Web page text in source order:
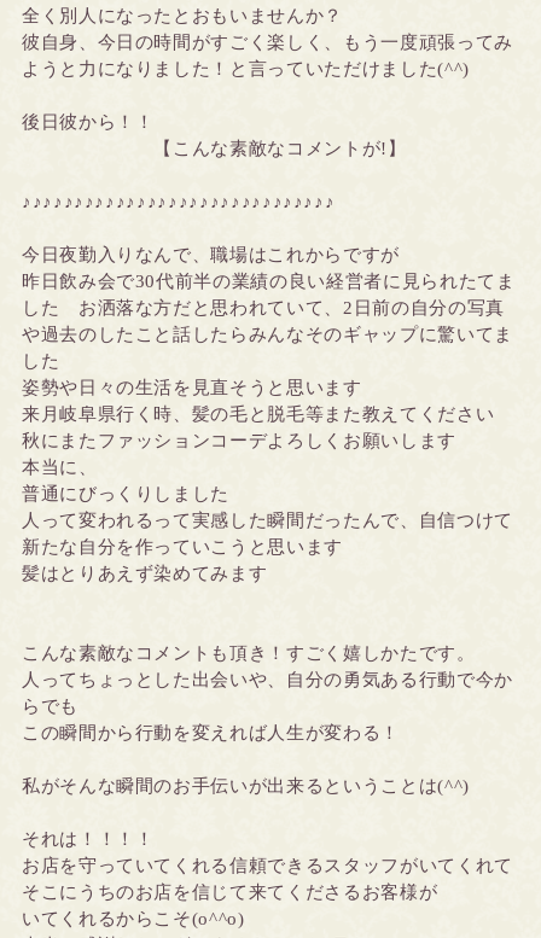
全く別人になったとおもいませんか？
彼自身、今日の時間がすごく楽しく、もう一度頑張ってみ
ようと力になりました！と言っていただけました(^^)
後日彼から！！
【こんな素敵なコメントが!】
♪♪♪♪♪♪♪♪♪♪♪♪♪♪♪♪♪♪♪♪♪♪♪♪♪♪♪♪♪♪
今日夜勤入りなんで、職場はこれからですが
昨日飲み会で30代前半の業績の良い経営者に見られたてま
した お洒落な方だと思われていて、2日前の自分の写真
や過去のしたこと話したらみんなそのギャップに驚いてま
した
姿勢や日々の生活を見直そうと思います
来月岐阜県行く時、髪の毛と脱毛等また教えてください
秋にまたファッションコーデよろしくお願いします
本当に、
普通にびっくりしました
人って変われるって実感した瞬間だったんで、自信つけて
新たな自分を作っていこうと思います
髪はとりあえず染めてみます
こんな素敵なコメントも頂き！すごく嬉しかたです。
人ってちょっとした出会いや、自分の勇気ある行動で今か
らでも
この瞬間から行動を変えれば人生が変わる！
私がそんな瞬間のお手伝いが出来るということは(^^)
それは！！！！
お店を守っていてくれる信頼できるスタッフがいてくれて
そこにうちのお店を信じて来てくださるお客様が
いてくれるからこそ(o^^o)